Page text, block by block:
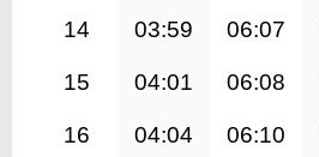
14 03:59 06:07
15 04:01 06:08
16 04:04 06:10